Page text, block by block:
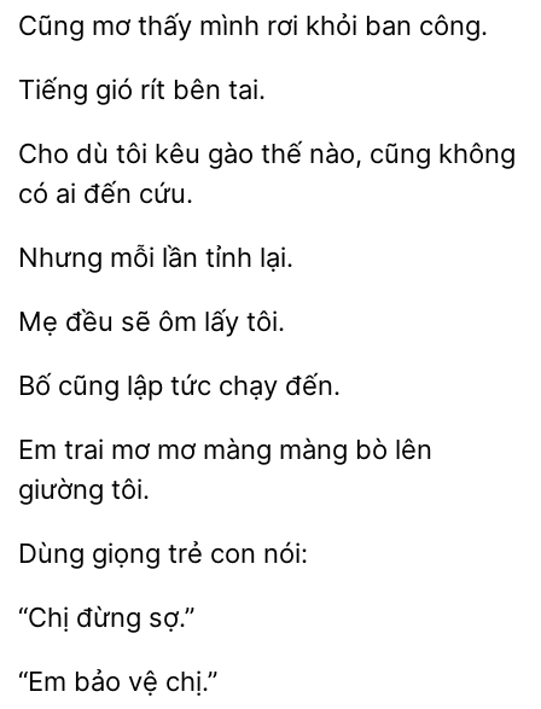
Cũng mơ thấy mình công.
rít bên
Cho dù tôi
gào thế nào, cũng không
có
đến
mỗi lại.
Mẹ đều ôm
cũng tức chạy
Em trai mơ
màng màng bò
tôi.
Dùng giọng
“Em